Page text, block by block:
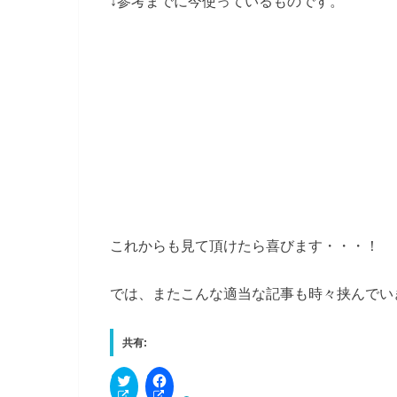
これからも見て頂けたら喜びます・・・！
では、またこんな適当な記事も時々挟んで
共有:
C F
a